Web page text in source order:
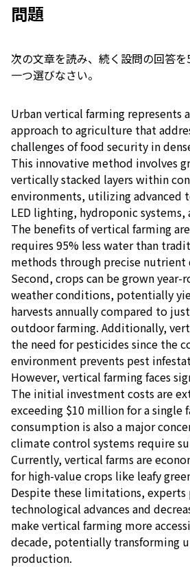
問題
次の文章を読み、続く設問の回答
一つ選びなさい。
Urban vertical farming represents
approach to agriculture that
challenges of food security in
This innovative method involves
vertically stacked layers within
environments, utilizing advanced
LED lighting, hydroponic
The benefits of vertical farming
requires 95% less water than
methods through precise nutrient
Second, crops can be grown year-
weather conditions, potentially
harvests annually compared to
outdoor farming. Additionally,
the need for pesticides since the
environment prevents pest
However, vertical farming faces
The initial investment costs are
exceeding $10 million for a single
consumption is also a major
climate control systems require
Currently, vertical farms are
for high-value crops like leafy
Despite these limitations,
technological advances and
make vertical farming more
decade, potentially transforming
production.